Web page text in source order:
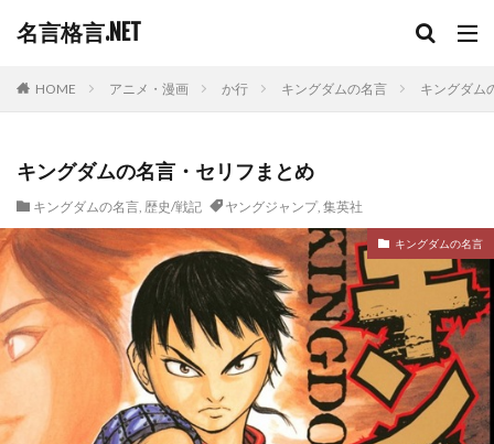
名言格言.NET
HOME アニメ・漫画 か行 キングダムの名言 キングダム
キングダムの名言・セリフまとめ
キングダムの名言, 歴史/戦記 ヤングジャンプ, 集英社
キングダムの名言